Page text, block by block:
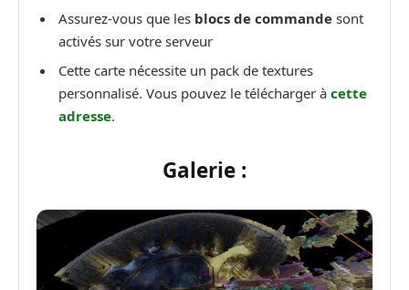
Assurez-vous que les blocs de commande sont
activés sur votre serveur
Cette carte nécessite un pack de textures
personnalisé. Vous pouvez le télécharger à cette
adresse.
Galerie :